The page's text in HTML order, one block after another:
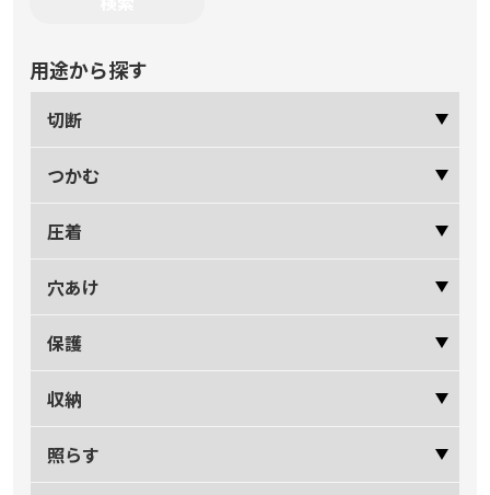
用途から探す
切断
つかむ
圧着
穴あけ
保護
収納
照らす